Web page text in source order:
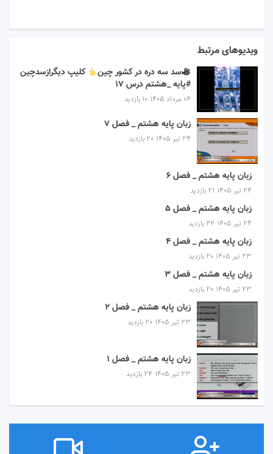
ویدیوهای مرتبط
سد سه دره در کشور چین
کلیپ دیگرازسدچین
#پایه _هشتم درس ۱۷
۰۴ مرداد ۱۴۰۵ 10 بازدید
زبان پایه هشتم _ فصل 7
۲۴ تیر ۱۴۰۵ 20 بازدید
زبان پایه هشتم _ فصل 6
۲۴ تیر ۱۴۰۵ 21 بازدید
زبان پایه هشتم _ فصل 5
۲۴ تیر ۱۴۰۵ 22 بازدید
زبان پایه هشتم _ فصل 4
۲۳ تیر ۱۴۰۵ 20 بازدید
زبان پایه هشتم _ فصل 3
۲۳ تیر ۱۴۰۵ 20 بازدید
زبان پایه هشتم _ فصل 2
۲۳ تیر ۱۴۰۵ 20 بازدید
زبان پایه هشتم _ فصل 1
۲۳ تیر ۱۴۰۵ 24 بازدید